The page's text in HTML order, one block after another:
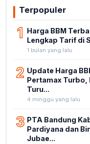
Terpopuler
1 Harga BBM
Lengkap Tarif di
1 bulan yang lalu
2 Update Harga
Pertamax Turbo,
Turu...
4 minggu yang lalu
3 PTA Bandung
Pardiyana dan
Jubae...